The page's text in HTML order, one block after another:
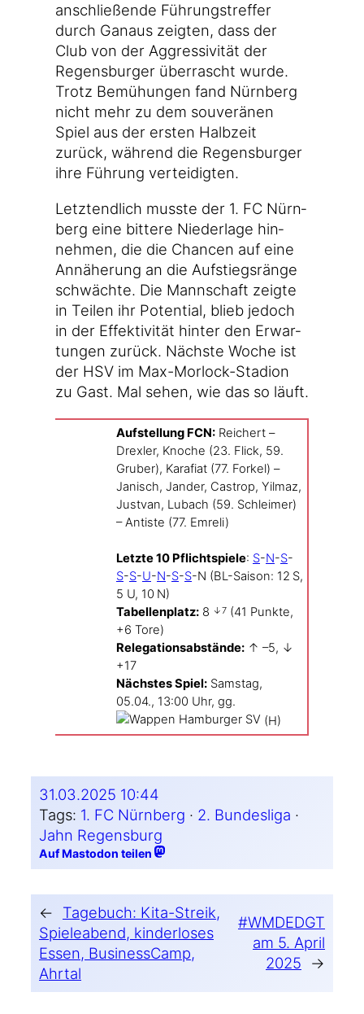
anschlie­ßen­de Füh­rungs­tref­fer
durch Gan­aus zeig­ten, dass der
Club von der Aggres­si­vi­tät der
Regens­bur­ger über­rascht wur­de.
Trotz Bemü­hun­gen fand Nürn­berg
nicht mehr zu dem sou­ve­rä­nen
Spiel aus der ers­ten Halb­zeit
zurück, wäh­rend die Regens­bur­ger
ihre Füh­rung verteidigten.
Letzt­end­lich muss­te der 1. FC Nürn­
berg eine bit­te­re Nie­der­la­ge hin­
neh­men, die die Chan­cen auf eine
Annä­he­rung an die Auf­stiegs­rän­ge
schwäch­te. Die Mann­schaft zeig­te
in Tei­len ihr Poten­ti­al, blieb jedoch
in der Effek­ti­vi­tät hin­ter den Erwar­
tun­gen zurück. Nächs­te Woche ist
der HSV im Max-Morlock-Stadion
zu Gast. Mal sehen, wie das so läuft.
Auf­stel­lung FCN: Rei­chert –
Drex­ler, Kno­che (23. Flick, 59.
Gru­ber), Kara­fi­at (77. For­kel) –
Janisch, Jan­der, Cas­trop, Yil­maz,
Jus­t­van, Lubach (59. Schlei­mer)
– Anti­s­te (77. Emre­li)
Letz­te 10 Pflicht­spie­le: S-N-S-
S-S-U-N-S-S-N (BL-Saison: 12 S,
5 U, 10 N)
Tabel­len­platz: 8 ↓7 (41 Punk­te,
+6 Tore)
Rele­ga­ti­ons­ab­stän­de: ↑ –5, ↓
+17
Nächs­tes Spiel: Sams­tag,
05.04., 13:00 Uhr, gg.
(H)
31.03.2025 10:44
Tags: 1. FC Nürnberg · 2. Bundesliga
Jahn Regensburg
Auf Mastodon teilen
←
Tagebuch: Kita-Streik,
Spieleabend, kinderloses
Essen, BusinessCamp,
Ahrtal
#WMDEDGT
am 5. April
2025
→